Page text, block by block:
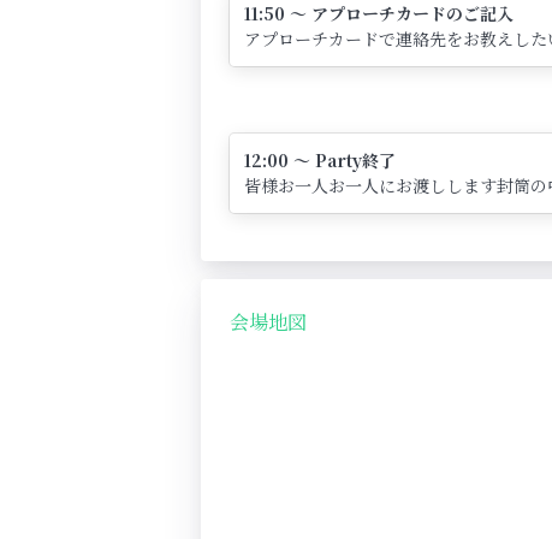
11:50 ～ アプローチカードのご記入
アプローチカードで連絡先をお教えし
12:00 ～ Party終了
皆様お一人お一人にお渡しします封筒
会場地図